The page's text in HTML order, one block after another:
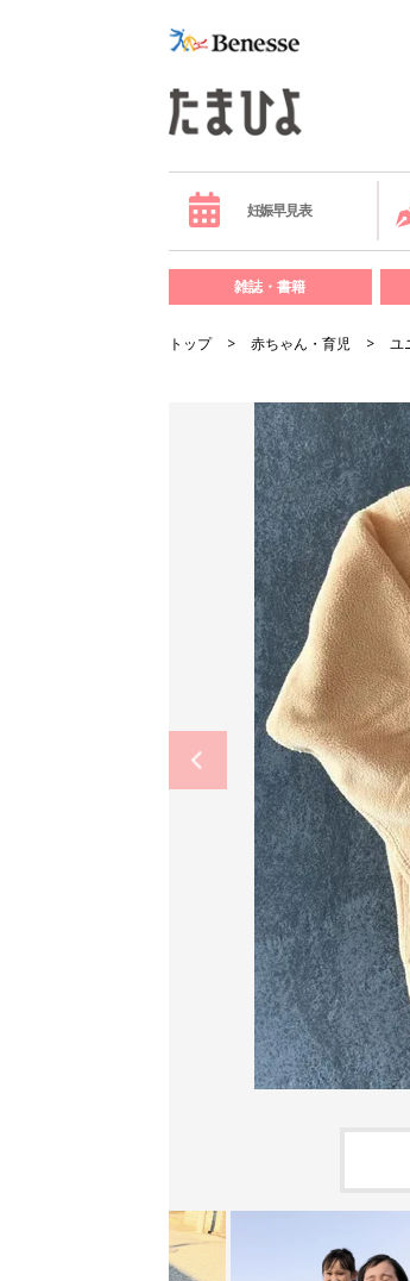
妊娠早見表
雑誌・書籍
トップ 赤ちゃん・育児 ユ